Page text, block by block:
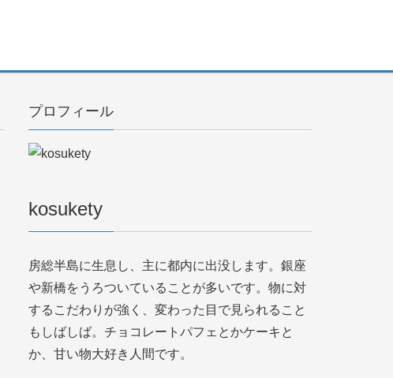
プロフィール
kosukety
房総半島に生息し、主に都内に出没します。銀座
や新橋をうろついていることが多いです。物に対
するこだわりが強く、変わった目で見られること
もしばしば。チョコレートパフェとかケーキと
か、甘い物大好き人間です。